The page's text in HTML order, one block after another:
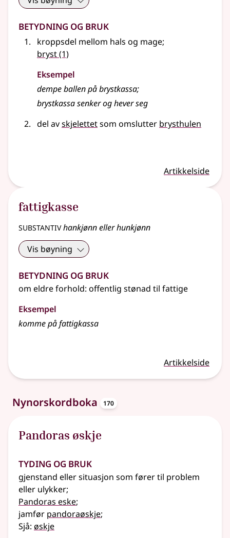
Betydning og bruk
kroppsdel mellom hals og mage;
bryst(1)
Eksempel
dempe ballen på brystkassa;
brystkassa senker og hever seg
del avskjelettetsom omslutter brysthulen
Artikkelside
fattigkasse
substantivhankjønn eller hunkjønn
Vis bøyning
Betydning og bruk
om eldreforhold: offentlig stønad til fattige
Eksempel
komme på fattigkassa
Artikkelside
Nynorskordboka 170
Pandoras øskje
Tyding og bruk
gjenstand eller situasjon som fører til problem
eller ulykker;
Pandoras eske;
jamfør pandoraøskje;
Sjå: øskje